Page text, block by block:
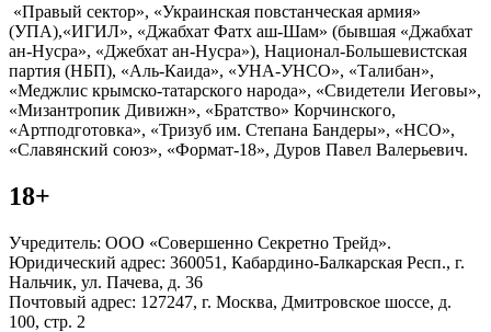
«Правый сектор», «Украинская повстанческая армия»
(УПА),«ИГИЛ», «Джабхат Фатх аш-Шам» (бывшая «Джабхат
ан-Нусра», «Джебхат ан-Нусра»), Национал-Большевистская
партия (НБП), «Аль-Каида», «УНА-УНСО», «Талибан»,
«Меджлис крымско-татарского народа», «Свидетели Иеговы»,
«Мизантропик Дивижн», «Братство» Корчинского,
«Артподготовка», «Тризуб им. Степана Бандеры», «НСО»,
«Славянский союз», «Формат-18», Дуров Павел Валерьевич.
18+
Учредитель: ООО «Совершенно Секретно Трейд».
Юридический адрес: 360051, Кабардино-Балкарская Респ., г.
Нальчик, ул. Пачева, д. 36
Почтовый адрес: 127247, г. Москва, Дмитровское шоссе, д.
100, стр. 2